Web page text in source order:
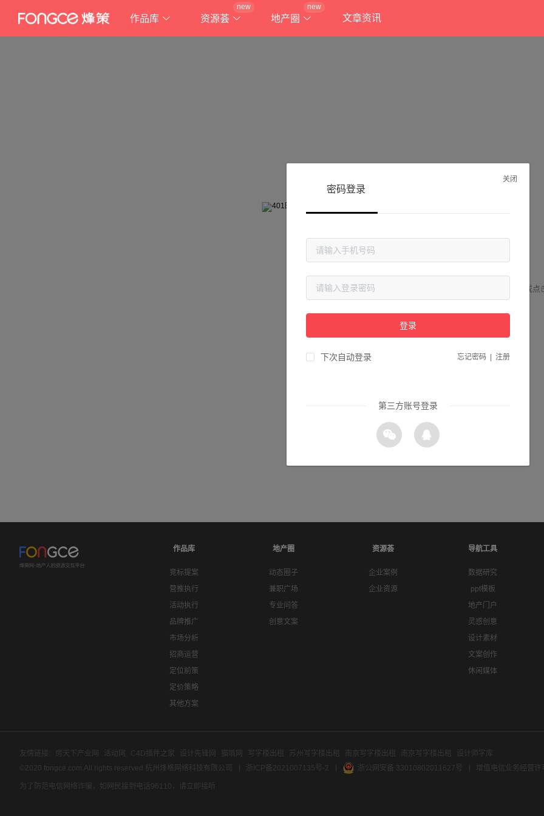
作品库 资源荟
new
地产圈
new
文章资讯
抱歉!
请检查您输入的网址是否正确，或点
作品库
竞标提案
营推执行
活动执行
品牌推广
市场分析
招商运营
定位前策
定价策略
其他方案
地产圈
动态圈子
兼职广场
专业问答
创意文案
资源荟
企业案例
企业资源
导航工具
数据研究
ppt模板
地产门户
灵感创意
设计素材
文案创作
休闲媒体
友情链接: 房天下产业网 活动网 C4D插件之家 设计先锋网 猫啃网 写字楼出租 苏州写字楼出租 南京写字楼出租 南京写字楼出租
设计师字库
©2020 fongce.com.All rights reserved 杭州烽格网络科技有限公司
浙ICP备2021007135号-2 浙公网安备 33010802011627号 增值电信业务经营
为了防范电信网络诈骗，如网民接到电话96110，请立即接听
关闭
密码登录
登录
下次自动登录 忘记密码 注册
第三方账号登录